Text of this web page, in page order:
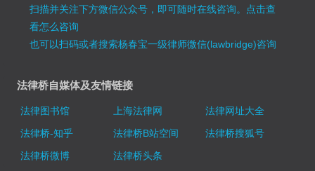
扫描并关注下方微信公众号，即可随时在线咨询。 点击查
看怎么咨询
也可以扫码或者搜索杨春宝一级律师微信(lawbridge)咨询
法律桥自媒体及友情链接
法律图书馆 上海法律网
法律网址大全
法律桥-知乎
法律桥B站空间
法律桥搜狐号
法律桥微博
法律桥头条